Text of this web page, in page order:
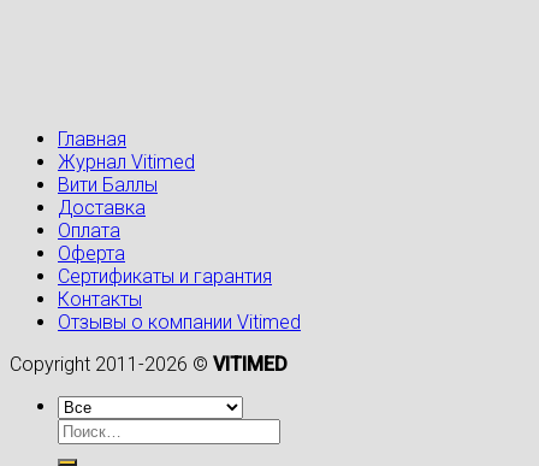
Главная
Журнал Vitimed
Вити Баллы
Доставка
Оплата
Оферта
Сертификаты и гарантия
Контакты
Отзывы о компании Vitimed
Copyright 2011-2026 © VITIMED
Искать: